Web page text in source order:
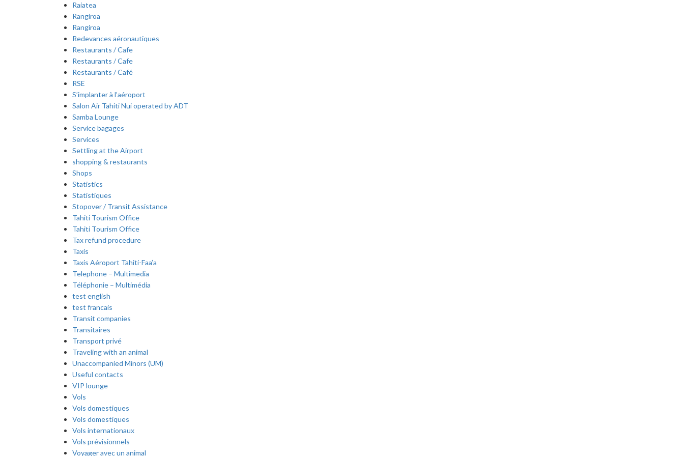
Raiatea
Rangiroa
Rangiroa
Redevances aéronautiques
Restaurants / Cafe
Restaurants / Cafe
Restaurants / Café
RSE
S’implanter à l’aéroport
Salon Air Tahiti Nui operated by ADT
Samba Lounge
Service bagages
Services
Settling at the Airport
shopping & restaurants
Shops
Statistics
Statistiques
Stopover / Transit Assistance
Tahiti Tourism Office
Tahiti Tourism Office
Tax refund procedure
Taxis
Taxis Aéroport Tahiti-Faa’a
Telephone – Multimedia
Téléphonie – Multimédia
test english
test francais
Transit companies
Transitaires
Transport privé
Traveling with an animal
Unaccompanied Minors (UM)
Useful contacts
VIP lounge
Vols
Vols domestiques
Vols domestiques
Vols internationaux
Vols prévisionnels
Voyager avec un animal